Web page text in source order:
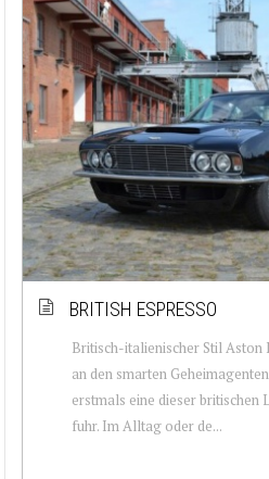
BRITISH ESPRESSO
Britisch-italienischer Stil Aston
an den smarten
erstmals eine dieser britischen
fuhr. Im Alltag oder de...